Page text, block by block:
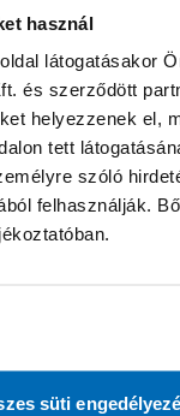
használ
látogatásakor
és szerződött
helyezzenek el,
tett
szóló
felhasználják.
süti
Oldal újratöltése